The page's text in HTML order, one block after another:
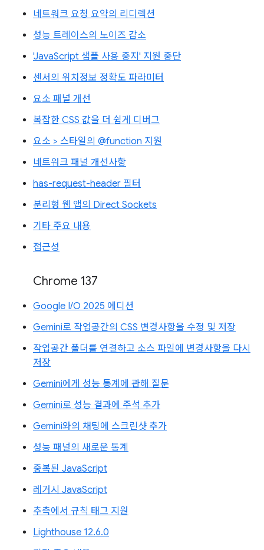
네트워크 요청 요약의 리디렉션
성능 트레이스의 노이즈 감소
'JavaScript 샘플 사용 중지' 지원 중단
센서의 위치정보 정확도 파라미터
요소 패널 개선
복잡한 CSS 값을 더 쉽게 디버그
요소 > 스타일의 @function 지원
네트워크 패널 개선사항
has-request-header 필터
분리형 웹 앱의 Direct Sockets
기타 주요 내용
접근성
Chrome 137
Google I/O 2025 에디션
Gemini로 작업공간의 CSS 변경사항을 수정 및 저장
작업공간 폴더를 연결하고 소스 파일에 변경사항을 다시
저장
Gemini에게 성능 통계에 관해 질문
Gemini로 성능 결과에 주석 추가
Gemini와의 채팅에 스크린샷 추가
성능 패널의 새로운 통계
중복된 JavaScript
레거시 JavaScript
추측에서 규칙 태그 지원
Lighthouse 12.6.0